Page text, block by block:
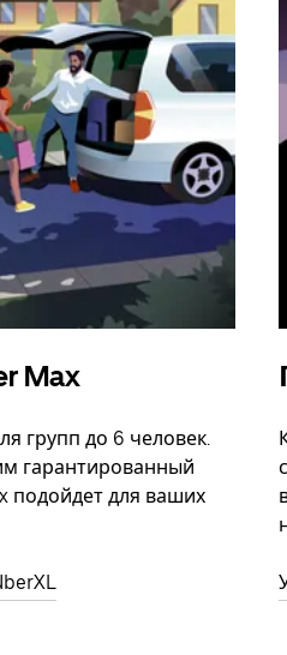
Max
групп до 6 человек.
гарантированный
подойдет для ваших